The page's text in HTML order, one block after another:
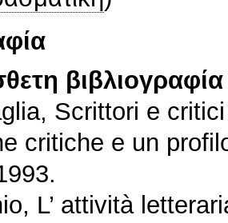
βιβλιογραφία
Scrittori e
critiche e un
L’ attività